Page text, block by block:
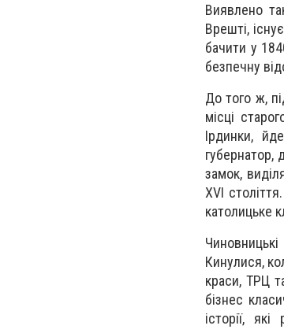
Виявлено
Врешті,
бачити у
безпечну
До того ж,
місці
Ірдинки,
губернатор,
замок,
ХVІ
католицьке
Кинулися,
краси, ТРЦ
бізнес
історії,